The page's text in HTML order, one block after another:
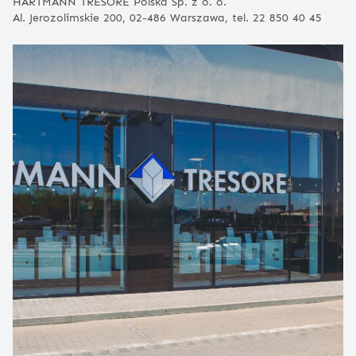
Al. Jerozolimskie 200, 02-486 Warszawa, tel. 22 850 40 45